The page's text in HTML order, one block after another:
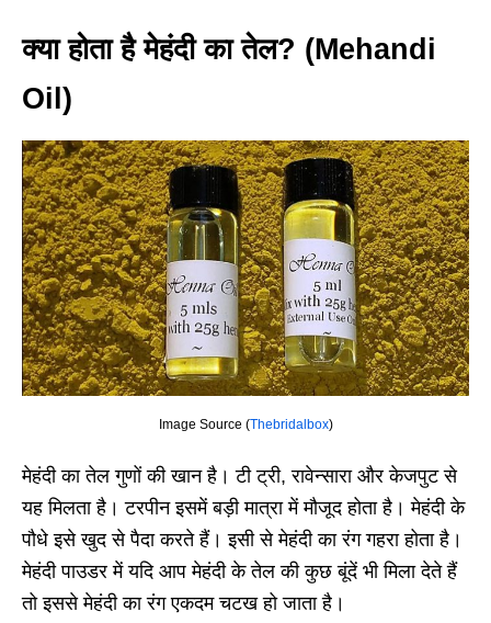
क्या होता है मेहंदी का तेल? (Mehandi
Oil)
Image Source (Thebridalbox)
मेहंदी का तेल गुणों की खान है। टी ट्री, रावेन्सारा और केजपुट से
यह मिलता है। टरपीन इसमें बड़ी मात्रा में मौजूद होता है। मेहंदी के
पौधे इसे खुद से पैदा करते हैं। इसी से मेहंदी का रंग गहरा होता है।
मेहंदी पाउडर में यदि आप मेहंदी के तेल की कुछ बूंदें भी मिला देते हैं
तो इससे मेहंदी का रंग एकदम चटख हो जाता है।